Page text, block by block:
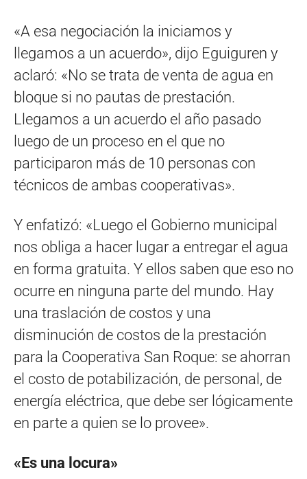
«A esa negociación la iniciamos y
llegamos a un acuerdo», dijo Eguiguren y
aclaró: «No se trata de venta de agua en
bloque si no pautas de prestación.
Llegamos a un acuerdo el año pasado
luego de un proceso en el que no
participaron más de 10 personas con
técnicos de ambas cooperativas».
Y enfatizó: «Luego el Gobierno municipal
nos obliga a hacer lugar a entregar el agua
en forma gratuita. Y ellos saben que eso no
ocurre en ninguna parte del mundo. Hay
una traslación de costos y una
disminución de costos de la prestación
para la Cooperativa San Roque: se ahorran
el costo de potabilización, de personal, de
energía eléctrica, que debe ser lógicamente
en parte a quien se lo provee».
«Es una locura»